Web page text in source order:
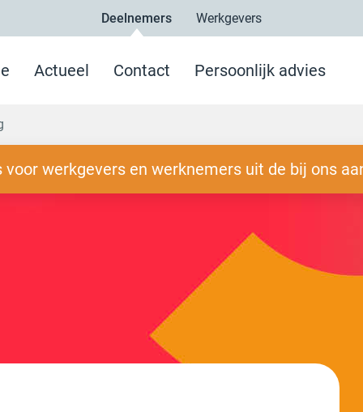
Deelnemers Werkgevers
Actueel Contact Persoonlijk advies
werkgevers en werknemers uit de bij ons